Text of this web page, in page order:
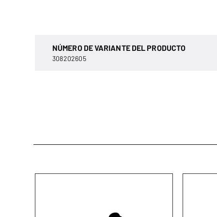
NÚMERO DE VARIANTE DEL PRODUCTO
308202605